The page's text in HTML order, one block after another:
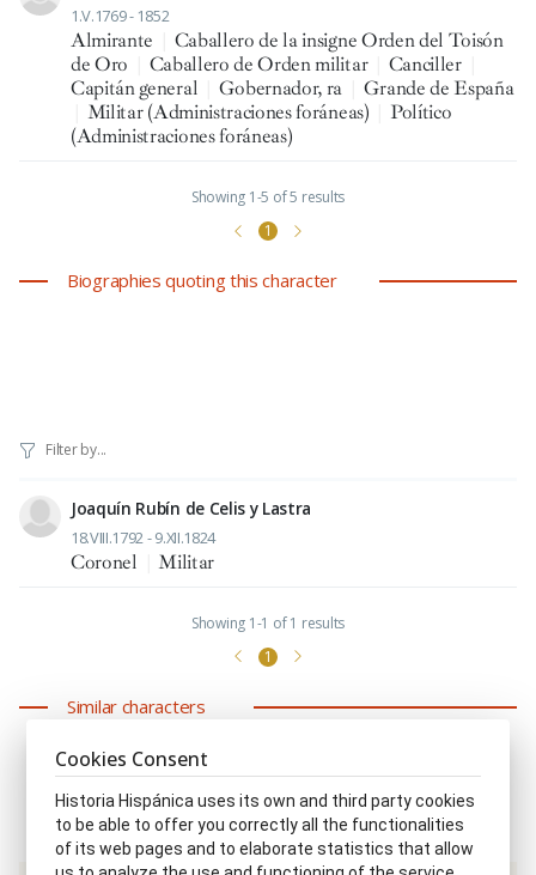
1.V.1769 - 1852
Almirante
Caballero de la insigne Orden del Toisón
de Oro
Caballero de Orden militar Canciller
Capitán general
Gobernador, ra
Grande de España
Militar (Administraciones foráneas)
Político
(Administraciones foráneas)
Showing 1-5 of 5 results
1
Biographies quoting this character
Joaquín Rubín de Celis y Lastra
18.VIII.1792 - 9.XII.1824
Coronel Militar
Showing 1-1 of 1 results
1
Similar characters
Cookies Consent
Historia Hispánica uses its own and third party cookies
to be able to offer you correctly all the functionalities
of its web pages and to elaborate statistics that allow